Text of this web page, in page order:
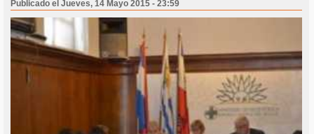
Publicado el Jueves, 14 Mayo 2015 - 23:59